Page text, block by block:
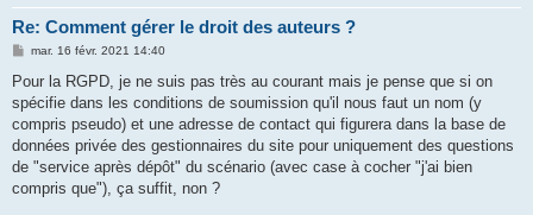
Re: Comment gérer le droit des auteurs ?
M
s
a
g
mar. 16 févr. 2021 14:40
Pour la RGPD, je ne suis pas très au courant mais je pense que si on
spécifie dans les conditions de soumission qu'il nous faut un nom (y
compris pseudo) et une adresse de contact qui figurera dans la base de
données privée des gestionnaires du site pour uniquement des questions
de "service après dépôt" du scénario (avec case à cocher "j'ai bien
compris que"), ça suffit, non ?